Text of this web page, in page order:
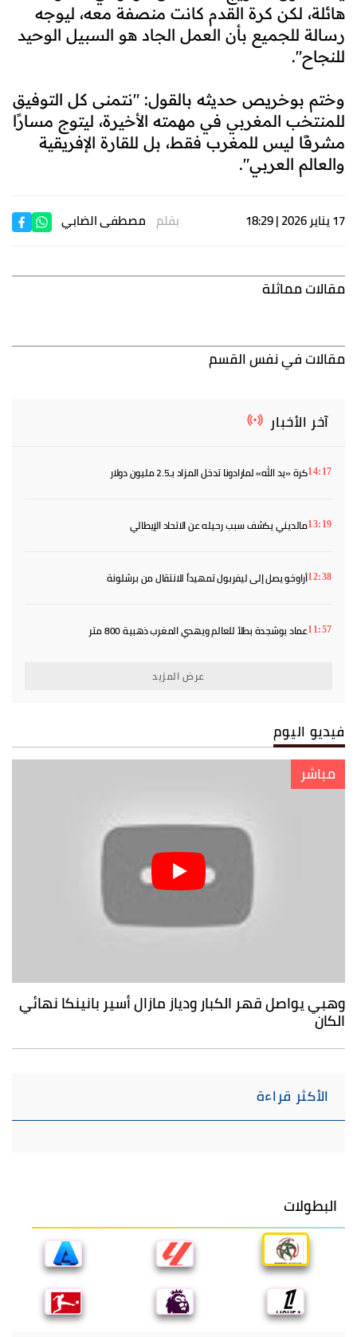
هائلة، لكن كرة القدم كانت منصفة معه، ليوجه
رسالة للجميع بأن العمل الجاد هو السبيل الوحيد
للنجاح".
وختم بوخريص حديثه بالقول: "نتمنى كل التوفيق
للمنتخب المغربي في مهمته الأخيرة، ليتوج مسارًا
مشرفًا ليس للمغرب فقط، بل للقارة الإفريقية
والعالم العربي".
17 يناير 2026 | 18:29 بقلم مصطفى الضابي
مقالات مماثلة
مقالات في نفس القسم
آخر الأخبار
14:17كرة «يد الله» لمارادونا تدخل المزاد بـ2.5 مليون دولار
13:19مالديني يكشف سبب رحيله عن الاتحاد الإيطالي
12:38أراوخو يصل إلى ليفربول تمهيداً للانتقال من برشلونة
11:57عماد بوشجدة بطلاً للعالم ويهدي المغرب ذهبية 800 متر
عرض المزيد
فيديو اليوم
مباشر
وهبي يواصل قهر الكبار ودياز مازال أسير بانينكا نهائي
الكان
الأكثر قراءة
البطولات